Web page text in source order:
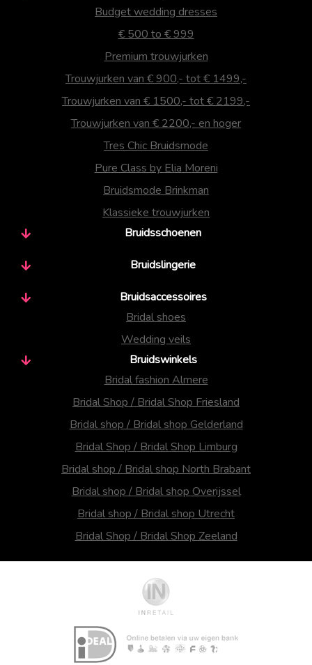
Budget wedding dresses
€ 500 to € 999
Premium trouwjurken
Trouwjurken van € 900,- tot € 1499,-
Trouwjurken van € 1500,- tot € 2199,-
Trouwjurken van € 2200,- en hoger
Tres Chic Bruidsmode
Pure Class by Elia Moreni
Bruidsmode Brinkman
Klassieke trouwjurken
Bruidsschoenen
Bruidslingerie
Bruidsaccessoires
Bridal shoes
Wedding veils
Bruidswinkels
Bridal fashion Almere
Bridal Shop / Bridal Shop Friesland
Bridal shop / Bridal shop Gelderland
Bridal Shop / Bridal Shop Limburg
Bridal shop / Bridal shop North Brabant
Bridal shop / Bridal shop Overijssel
Bridal shop / Bridal shop Utrecht
Bridal Shop / Bridal Shop Zeeland